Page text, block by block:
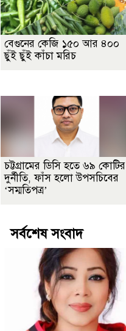
বেগুনের কেজি ১৫০ আর ৪০০
ছুঁই ছুঁই কাঁচা মরিচ
চট্টগ্রামের ডিসি হতে ৬৯ কোটির
দুর্নীতি, ফাঁস হলো উপসচিবের
‘সম্মতিপত্র’
সর্বশেষ সংবাদ